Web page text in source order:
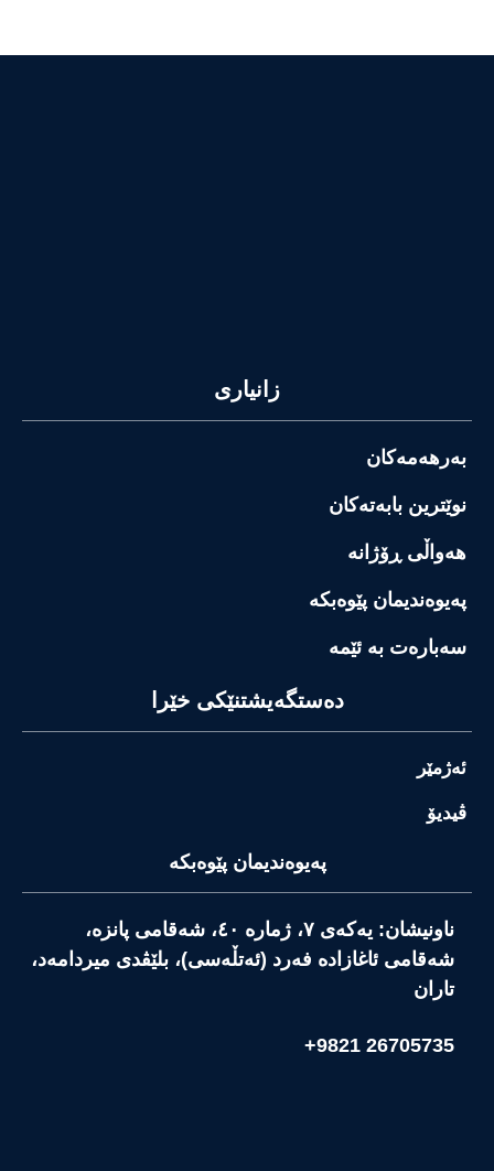
زانیاری
بەرهەمەکان
نوێترین بابەتەکان
هەواڵی ڕۆژانە
پەیوەندیمان پێوەبکە
سەبارەت بە ئێمە
دەستگەیشتنێکی خێرا
ئەژمێر
ڤیدیۆ
پەیوەندیمان پێوەبکە
ناونیشان: یەکەی ٧، ژمارە ٤٠، شەقامی پانزە،
شەقامی ئاغازادە فەرد (ئەتڵەسی)، بلێڤدی میردامەد،
تاران
26705735 9821+